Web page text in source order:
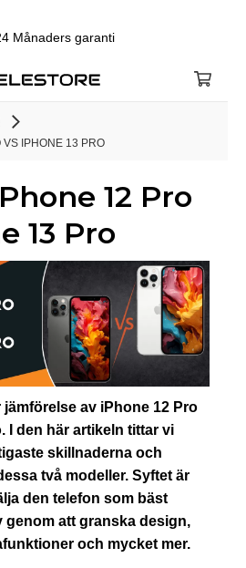
Månaders garanti
VS IPHONE 13 PRO
12 Pro
13 Pro
av iPhone 12 Pro
I den här artikeln tittar vi
skillnaderna och
två modeller. Syftet är
den telefon som bäst
genom att granska design,
och mycket mer.